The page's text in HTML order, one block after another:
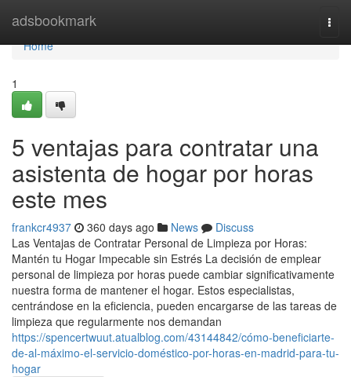
adsbookmark
Home
Home
1
5 ventajas para contratar una
asistenta de hogar por horas
este mes
frankcr4937 360 days ago News
Discuss
Las Ventajas de Contratar Personal de Limpieza por Horas:
Mantén tu Hogar Impecable sin Estrés La decisión de emplear
personal de limpieza por horas puede cambiar significativamente
nuestra forma de mantener el hogar. Estos especialistas,
centrándose en la eficiencia, pueden encargarse de las tareas de
limpieza que regularmente nos demandan
https://spencertwuut.atualblog.com/43144842/cómo-beneficiarte-
de-al-máximo-el-servicio-doméstico-por-horas-en-madrid-para-tu-
hogar